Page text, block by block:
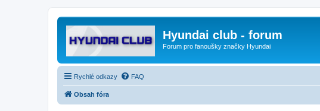
Hyundai club - forum
Forum pro fanoušky značky Hyundai
Rychlé odkazy FAQ
Obsah fóra